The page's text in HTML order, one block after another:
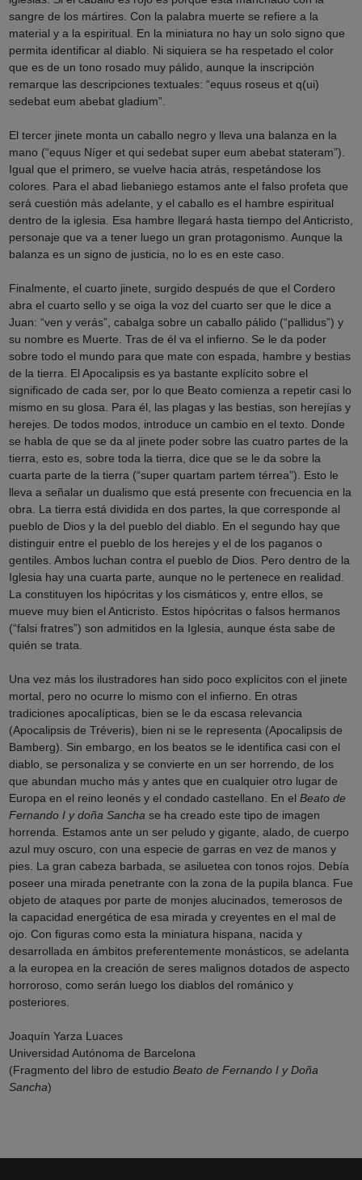
sangre de los mártires. Con la palabra muerte se refiere a la
material y a la espiritual. En la miniatura no hay un solo signo que
permita identificar al diablo. Ni siquiera se ha respetado el color
que es de un tono rosado muy pálido, aunque la inscripción
remarque las descripciones textuales: “equus roseus et q(ui)
sedebat eum abebat gladium”.
El tercer jinete monta un caballo negro y lleva una balanza en la
mano (“equus Níger et qui sedebat super eum abebat stateram”).
Igual que el primero, se vuelve hacia atrás, respetándose los
colores. Para el abad liebaniego estamos ante el falso profeta que
será cuestión más adelante, y el caballo es el hambre espiritual
dentro de la iglesia. Esa hambre llegará hasta tiempo del Anticristo,
personaje que va a tener luego un gran protagonismo. Aunque la
balanza es un signo de justicia, no lo es en este caso.
Finalmente, el cuarto jinete, surgido después de que el Cordero
abra el cuarto sello y se oiga la voz del cuarto ser que le dice a
Juan: “ven y verás”, cabalga sobre un caballo pálido (“pallidus”) y
su nombre es Muerte. Tras de él va el infierno. Se le da poder
sobre todo el mundo para que mate con espada, hambre y bestias
de la tierra. El Apocalipsis es ya bastante explícito sobre el
significado de cada ser, por lo que Beato comienza a repetir casi lo
mismo en su glosa. Para él, las plagas y las bestias, son herejías y
herejes. De todos modos, introduce un cambio en el texto. Donde
se habla de que se da al jinete poder sobre las cuatro partes de la
tierra, esto es, sobre toda la tierra, dice que se le da sobre la
cuarta parte de la tierra (“super quartam partem térrea”). Esto le
lleva a señalar un dualismo que está presente con frecuencia en la
obra. La tierra está dividida en dos partes, la que corresponde al
pueblo de Dios y la del pueblo del diablo. En el segundo hay que
distinguir entre el pueblo de los herejes y el de los paganos o
gentiles. Ambos luchan contra el pueblo de Dios. Pero dentro de la
Iglesia hay una cuarta parte, aunque no le pertenece en realidad.
La constituyen los hipócritas y los cismáticos y, entre ellos, se
mueve muy bien el Anticristo. Estos hipócritas o falsos hermanos
(“falsi fratres”) son admitidos en la Iglesia, aunque ésta sabe de
quién se trata.
Una vez más los ilustradores han sido poco explícitos con el jinete
mortal, pero no ocurre lo mismo con el infierno. En otras
tradiciones apocalípticas, bien se le da escasa relevancia
(Apocalipsis de Tréveris), bien ni se le representa (Apocalipsis de
Bamberg). Sin embargo, en los beatos se le identifica casi con el
diablo, se personaliza y se convierte en un ser horrendo, de los
que abundan mucho más y antes que en cualquier otro lugar de
Europa en el reino leonés y el condado castellano. En el Beato de
Fernando I y doña Sancha se ha creado este tipo de imagen
horrenda. Estamos ante un ser peludo y gigante, alado, de cuerpo
azul muy oscuro, con una especie de garras en vez de manos y
pies. La gran cabeza barbada, se asiluetea con tonos rojos. Debía
poseer una mirada penetrante con la zona de la pupila blanca. Fue
objeto de ataques por parte de monjes alucinados, temerosos de
la capacidad energética de esa mirada y creyentes en el mal de
ojo. Con figuras como esta la miniatura hispana, nacida y
desarrollada en ámbitos preferentemente monásticos, se adelanta
a la europea en la creación de seres malignos dotados de aspecto
horroroso, como serán luego los diablos del románico y
posteriores.
Joaquín Yarza Luaces
Universidad Autónoma de Barcelona
(Fragmento del libro de estudio Beato de Fernando I y Doña
Sancha)